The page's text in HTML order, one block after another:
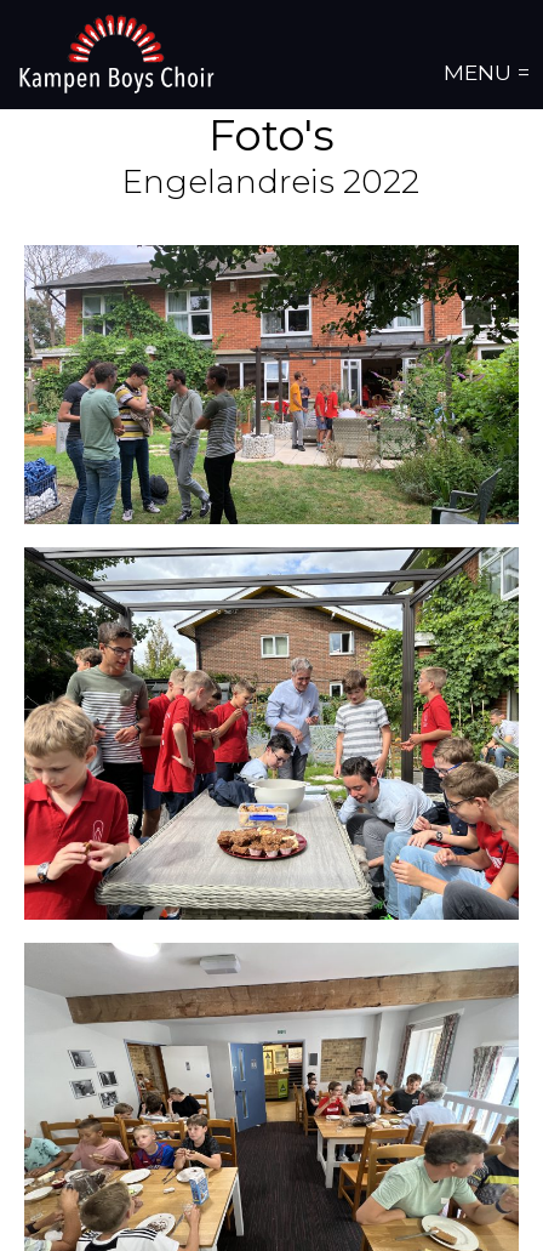
MENU =
Foto's
Engelandreis 2022